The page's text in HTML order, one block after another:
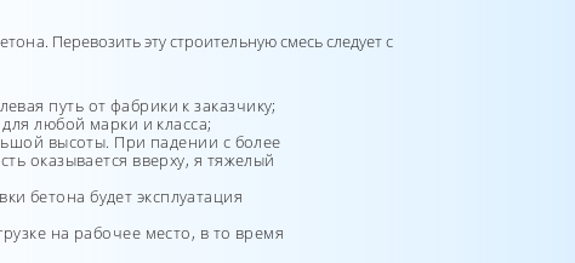
Перевозить эту строительную смесь следует с
путь от фабрики к заказчику;
любой марки и класса;
высоты. При падении с более
оказывается вверху, я тяжелый
бетона будет эксплуатация
на рабочее место, в то время